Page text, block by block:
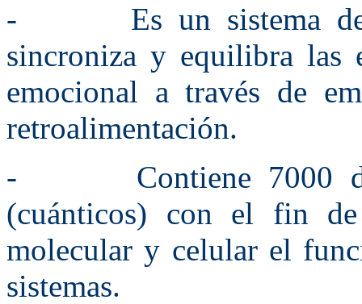
- Es un sistema de
sincroniza y equilibra las
emocional a través de
retroalimentación.
- Contiene 7000
(cuánticos) con el fin
molecular y celular el
sistemas.